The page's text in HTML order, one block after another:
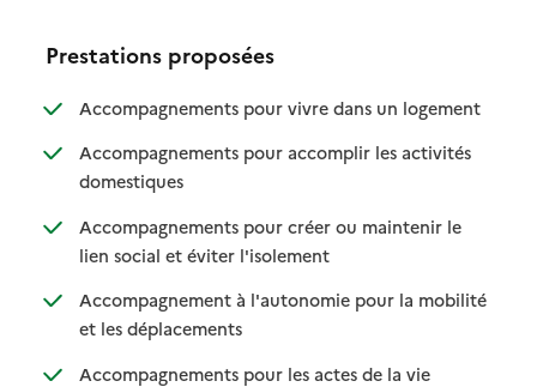
Prestations proposées
Accompagnements pour vivre dans un logement
:
: non
Accompagnements pour accomplir les activités
domestiques: disponible
: non disponible
Accompagnements pour créer ou maintenir le
lien social et éviter l'isolement: disponible
: non disponible
Accompagnement à l'autonomie pour la mobilité
et les déplacements: disponible
: non disponible
Accompagnements pour les actes de la vie